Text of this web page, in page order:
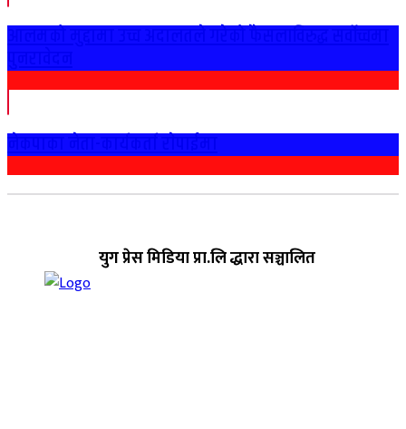
युग प्रेस मिडिया प्रा.लि द्धारा सञ्चालित